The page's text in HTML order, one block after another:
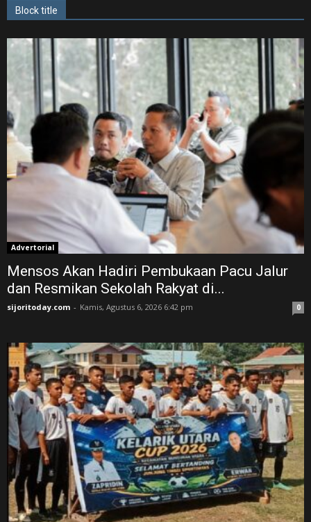
Block title
Advertorial
Mensos Akan Hadiri Pembukaan Pacu Jalur
dan Resmikan Sekolah Rakyat di...
sijoritoday.com - Kamis, Agustus 6, 2026 6:42 pm 0